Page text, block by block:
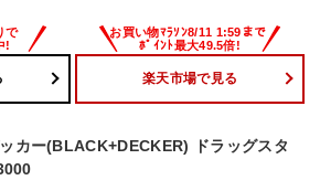
楽天市場で見る
カー(BLACK+DECKER) ドラッグスタ